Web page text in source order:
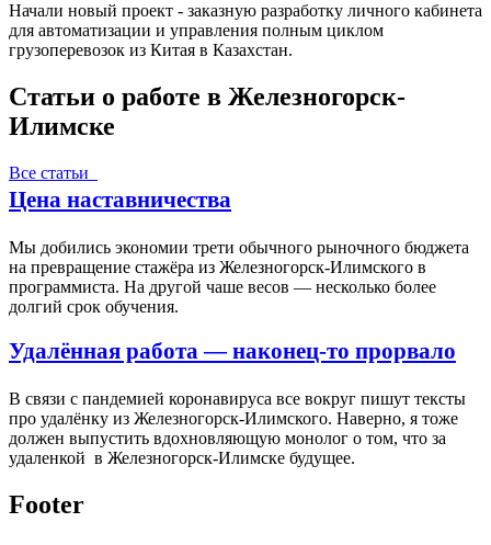
Начали новый проект - заказную разработку личного кабинета
для автоматизации и управления полным циклом
грузоперевозок из Китая в Казахстан.
Статьи о работе в Железногорск-
Илимске
Все статьи
Цена наставничества
Мы добились экономии трети обычного рыночного бюджета
на превращение стажёра из Железногорск-Илимского в
программиста. На другой чаше весов — несколько более
долгий срок обучения.
Удалённая работа — наконец-то прорвало
В связи с пандемией коронавируса все вокруг пишут тексты
про удалёнку из Железногорск-Илимского. Наверно, я тоже
должен выпустить вдохновляющую монолог о том, что за
удаленкой в Железногорск-Илимске будущее.
Footer